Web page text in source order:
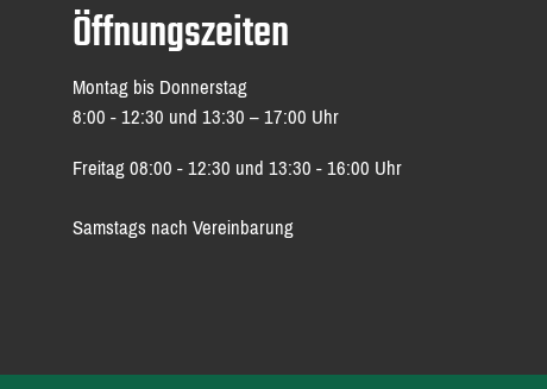
Öffnungszeiten
Montag bis Donnerstag
8:00 - 12:30 und 13:30 – 17:00 Uhr
Freitag 08:00 - 12:30 und 13:30 - 16:00 Uhr
Samstags nach Vereinbarung